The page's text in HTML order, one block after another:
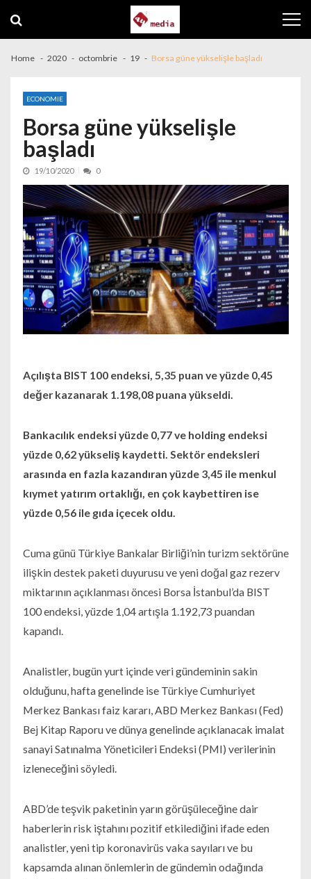
Home 2020 octombrie 19 Borsa güne yükselişle başladı
ECONOMIE
Borsa güne yükselişle
başladı
19/10/2020 0
Açılışta BIST 100 endeksi, 5,35 puan ve yüzde 0,45
değer kazanarak 1.198,08 puana yükseldi.
Bankacılık endeksi yüzde 0,77 ve holding endeksi
yüzde 0,62 yükseliş kaydetti. Sektör endeksleri
arasında en fazla kazandıran yüzde 3,45 ile menkul
kıymet yatırım ortaklığı, en çok kaybettiren ise
yüzde 0,56 ile gıda içecek oldu.
Cuma günü Türkiye Bankalar Birliği’nin turizm sektörüne
ilişkin destek paketi duyurusu ve yeni doğal gaz rezerv
miktarının açıklanması öncesi Borsa İstanbul’da BIST
100 endeksi, yüzde 1,04 artışla 1.192,73 puandan
kapandı.
Analistler, bugün yurt içinde veri gündeminin sakin
olduğunu, hafta genelinde ise Türkiye Cumhuriyet
Merkez Bankası faiz kararı, ABD Merkez Bankası (Fed)
Bej Kitap Raporu ve dünya genelinde açıklanacak imalat
sanayi Satınalma Yöneticileri Endeksi (PMI) verilerinin
izleneceğini söyledi.
ABD’de teşvik paketinin yarın görüşüleceğine dair
haberlerin risk iştahını pozitif etkilediğini ifade eden
analistler, yeni tip koronavirüs vaka sayıları ve bu
kapsamda alınan önlemlerin de gündemin odağında